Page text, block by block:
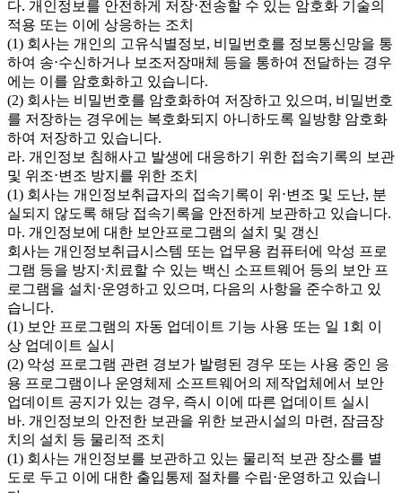
다. 개인정보를 안전하게 저장⋅전송할 수 있는 암호화 기술의
적용 또는 이에 상응하는 조치
(1) 회사는 개인의 고유식별정보, 비밀번호를 정보통신망을 통
하여 송⋅수신하거나 보조저장매체 등을 통하여 전달하는 경우
에는 이를 암호화하고 있습니다.
(2) 회사는 비밀번호를 암호화하여 저장하고 있으며, 비밀번호
를 저장하는 경우에는 복호화되지 아니하도록 일방향 암호화
하여 저장하고 있습니다.
라. 개인정보 침해사고 발생에 대응하기 위한 접속기록의 보관
및 위조⋅변조 방지를 위한 조치
(1) 회사는 개인정보취급자의 접속기록이 위⋅변조 및 도난, 분
실되지 않도록 해당 접속기록을 안전하게 보관하고 있습니다.
마. 개인정보에 대한 보안프로그램의 설치 및 갱신
회사는 개인정보취급시스템 또는 업무용 컴퓨터에 악성 프로
그램 등을 방지⋅치료할 수 있는 백신 소프트웨어 등의 보안 프
로그램을 설치⋅운영하고 있으며, 다음의 사항을 준수하고 있
습니다.
(1) 보안 프로그램의 자동 업데이트 기능 사용 또는 일 1회 이
상 업데이트 실시
(2) 악성 프로그램 관련 경보가 발령된 경우 또는 사용 중인 응
용 프로그램이나 운영체제 소프트웨어의 제작업체에서 보안
업데이트 공지가 있는 경우, 즉시 이에 따른 업데이트 실시
바. 개인정보의 안전한 보관을 위한 보관시설의 마련, 잠금장
치의 설치 등 물리적 조치
(1) 회사는 개인정보를 보관하고 있는 물리적 보관 장소를 별
도로 두고 이에 대한 출입통제 절차를 수립⋅운영하고 있습니